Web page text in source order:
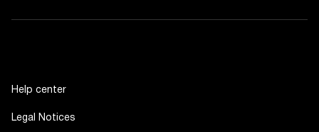
Help center
Legal Notices